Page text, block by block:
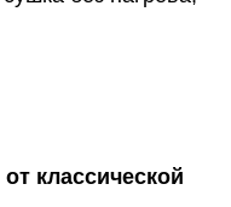
классической